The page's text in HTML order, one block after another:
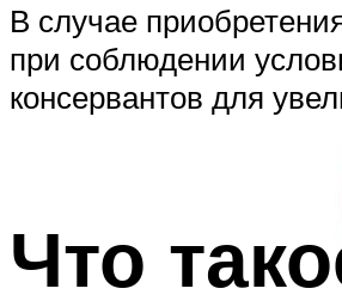
В случае
при соблюдении
консервантов для
Что